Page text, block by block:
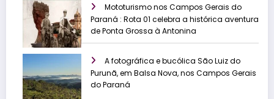
Mototurismo nos Campos Gerais do
Paraná : Rota 01 celebra a histórica aventura
de Ponta Grossa à Antonina
A fotográfica e bucólica São Luiz do
Purunã, em Balsa Nova, nos Campos Gerais
do Paraná